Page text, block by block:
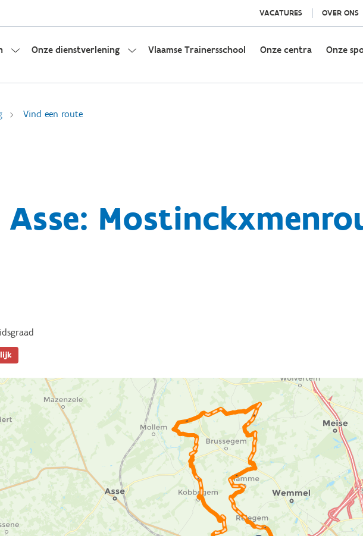
VACATURES OVER ONS
Onze dienstverlening Vlaamse Trainersschool Onze centra Onze
Vind een route